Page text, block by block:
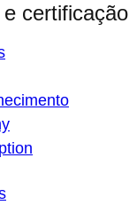
certificação